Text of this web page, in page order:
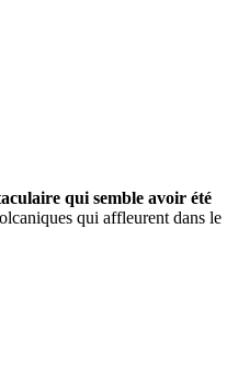
qui semble avoir été
qui affleurent dans le